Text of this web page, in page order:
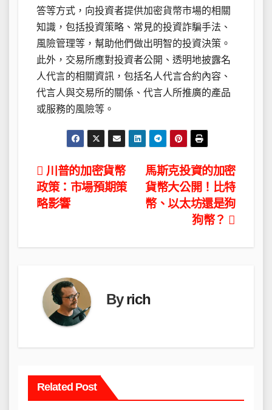
答等方式，向投資者提供加密貨幣市場的相關
知識，包括投資策略、常見的投資詐騙手法、
風險管理等，幫助他們做出明智的投資決策。
此外，交易所應對投資者公開、透明地披露名
人代言的相關資訊，包括名人代言合約內容、
代言人與交易所的關係、代言人所推廣的產品
或服務的風險等。
文
章
覽
馬斯克投資的加密
貨幣大公開！比特
幣、以太坊還是狗
狗幣？
川普的加密貨幣
政策：市場預期策
略影響
Byrich
Related Post